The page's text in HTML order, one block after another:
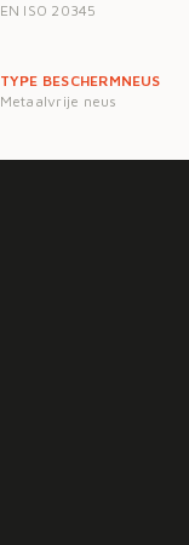
EN ISO 20345
TYPE BESCHERMNEUS
Metaalvrije neus